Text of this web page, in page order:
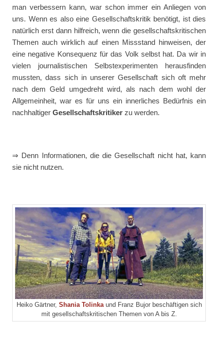
man verbessern kann, war schon immer ein Anliegen von
uns. Wenn es also eine Gesellschaftskritik benötigt, ist dies
natürlich erst dann hilfreich, wenn die gesellschaftskritischen
Themen auch wirklich auf einen Missstand hinweisen, der
eine negative Konsequenz für das Volk selbst hat. Da wir in
vielen journalistischen Selbstexperimenten herausfinden
mussten, dass sich in unserer Gesellschaft sich oft mehr
nach dem Geld umgedreht wird, als nach dem wohl der
Allgemeinheit, war es für uns ein innerliches Bedürfnis ein
nachhaltiger Gesellschaftskritiker zu werden.
⇒ Denn Informationen, die die Gesellschaft nicht hat, kann
sie nicht nutzen.
Heiko Gärtner, Shania Tolinkaund Franz Bujor beschäftigen sich
mit gesellschaftskritischen Themen von A bis Z.